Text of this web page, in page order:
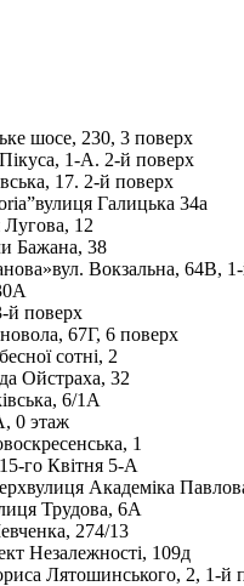
шосе, 230, 3 поверх
1-А. 2-й поверх
17. 2-й поверх
вулиця Галицька 34а
Лугова, 12
Бажана, 38
вул. Вокзальна, 64В,
й поверх
67Г, 6 поверх
сотні, 2
Ойстраха, 32
6/1А
0 этаж
1
го Квітня 5-А
вулиця Академіка
Трудова, 6А
274/13
Незалежності, 109д
Лятошинського, 2, 1-й